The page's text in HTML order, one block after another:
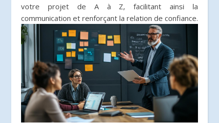
votre projet de A à Z, facilitant ainsi la
communication et renforçant la relation de confiance.